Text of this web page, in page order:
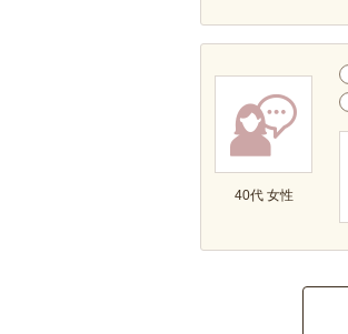
40代 女性